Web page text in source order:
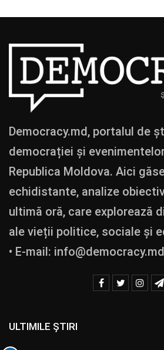
Democracy.md, portalul de
democrației și
Republica Moldova. Aici
echidistante, analize
ultimă oră, care explorează
ale vieții politice, sociale și
• E-mail: info@democracy.md
ULTIMILE ȘTIRI